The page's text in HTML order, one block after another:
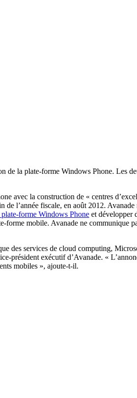
de la plate-forme Windows Phone. Les
avec la construction de « centres
l’année fiscale, en août 2012.
plate-forme Windows Phone et développer
mobile. Avanade ne communique
des services de cloud computing,
président exécutif d’Avanade. «
mobiles », ajoute-t-il.